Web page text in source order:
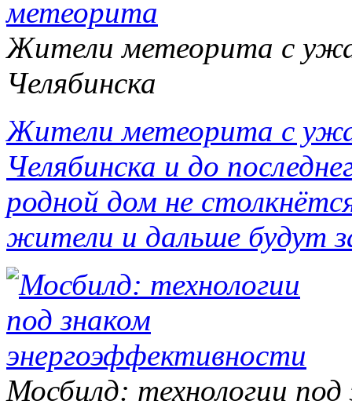
Жители метеорита с
Челябинска
Жители метеорита с
Челябинска и до
родной дом не
жители и дальше будут
Мосбилд: технологии